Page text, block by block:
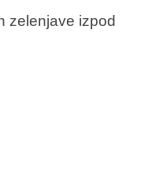
zelenjave izpod